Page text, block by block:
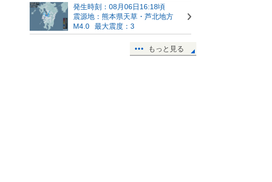
発生時刻：08月06日16:18頃
震源地：熊本県天草・芦北地方
M4.0
最大震度：3
もっと見る